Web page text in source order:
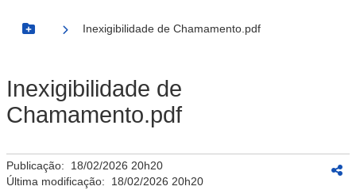
Botão Menu
Inexigibilidade de Chamamento.pdf
Inexigibilidade de
Chamamento.pdf
Publicação: 18/02/2026 20h20
Última modificação: 18/02/2026 20h20